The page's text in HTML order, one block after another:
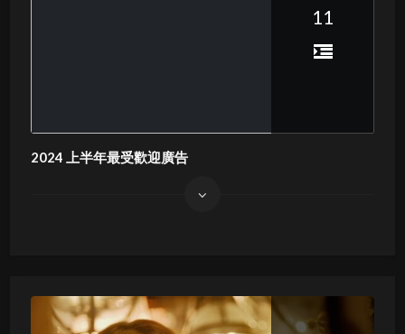
11
2024 上半年最受歡迎廣告